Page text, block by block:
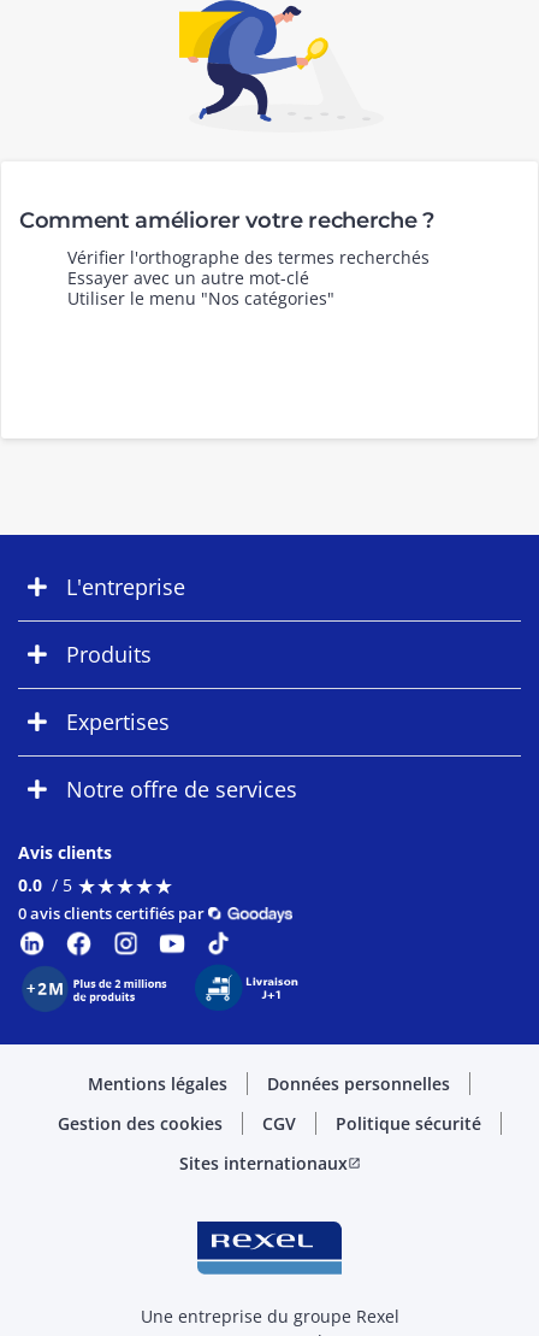
Comment améliorer votre recherche ?
Vérifier l'orthographe des termes recherchés
Essayer avec un autre mot-clé
Utiliser le menu "Nos catégories"
L'entreprise
Produits
Expertises
Notre offre de services
Avis clients
0.0 / 5 ★★★★★
★★★★★
0 avis clients certifiés par
Mentions légales
Données personnelles
Gestion des cookies
CGV
Politique sécurité
Sites internationauxopen_in_new
Une entreprise du groupe Rexel